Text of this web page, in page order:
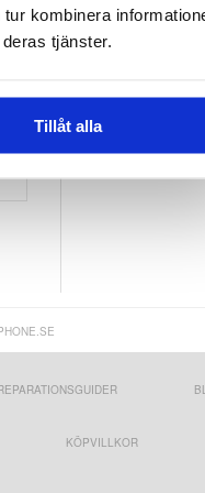
kombinera
tjänster.
Tillåt alla
KÖPVILLKOR